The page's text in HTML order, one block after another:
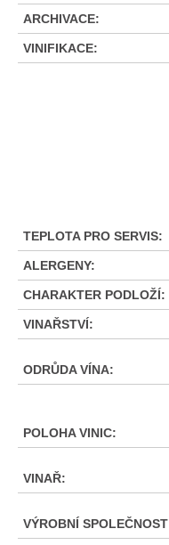
ARCHIVACE:
VINIFIKACE:
TEPLOTA PRO SERVIS:
ALERGENY:
CHARAKTER PODLOŽÍ:
VINAŘSTVÍ:
ODRŮDA VÍNA:
POLOHA VINIC:
VINAŘ:
VÝROBNÍ SPOLEČNOST